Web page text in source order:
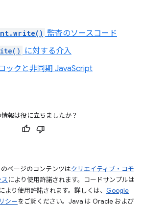
監査のソースコード
に対する介入
ックと非同期 JavaScript
情報は役に立ちましたか？
ページのコンテンツはクリエイティブ・コモ
により使用許諾されます。コードサンプルは
により使用許諾されます。詳しくは、 Google
シーをご覧ください。Java は Oracle および